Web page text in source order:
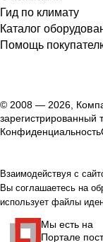
Гид по климату
Каталог
Помощь
© 2008 — 2026,
зарегистрированный
Конфиденциальность
Взаимодействуя с
Вы соглашаетесь на
использует файлы
Мы есть на
Портале